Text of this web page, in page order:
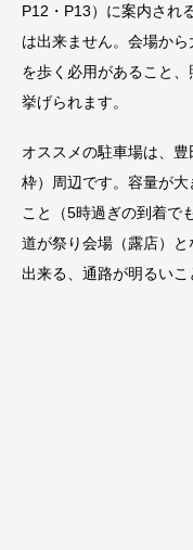
P12・P13）に案内され
は出来ません。会場か
を歩く必用があること
挙げられます。
オススメの駐車場は、
枠）周辺です。容量が
こと（5時過ぎの到着で
道が祭り会場（露店）
出来る、通路が明るいこ